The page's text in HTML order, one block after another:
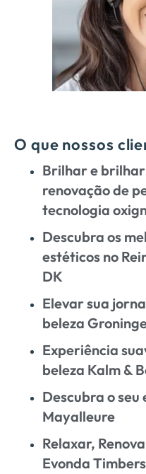
O que nossos
Brilhar e
renovação de
tecnologia
Descubra os
estéticos no
DK
Elevar sua
beleza
Experiência
beleza Kalm &
Descubra o
Mayalleure
Relaxar,
Evonda